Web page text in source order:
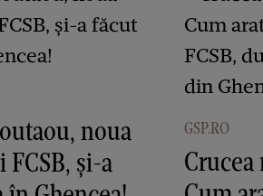
noua
și-a
GSP.RO
Crucea